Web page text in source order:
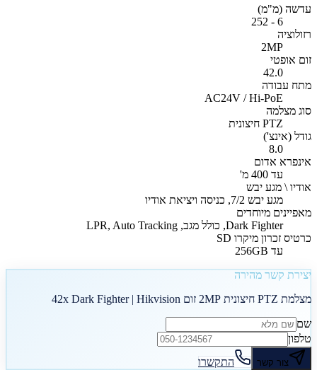
עדשה (מ"מ)
6 - 252
רזולוציה
2MP
זום אופטי
42.0
מתח עבודה
AC24V / Hi-PoE
סוג מצלמה
PTZ חיצונית
גודל (אינצ')
8.0
אינפרא אדום
עד 400 מ'
אודיו \ מגע יבש
מגע יבש 7/2, כניסה ויציאת אודיו
מאפיינים מיוחדים
Dark Fighter, כולל מגב, LPR, Auto Tracking
כרטיס זכרון מיקרו SD
עד 256GB
יצירת קשר מהירה
מצלמת PTZ חיצונית 2MP זום 42x Dark Fighter | Hikvision
שם
טלפון
צור קשר התקשרו